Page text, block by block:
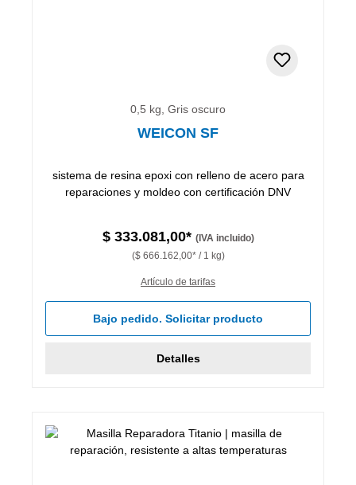
0,5 kg, Gris oscuro
WEICON SF
sistema de resina epoxi con relleno de acero para
reparaciones y moldeo con certificación DNV
$ 333.081,00* (IVA incluido)
($ 666.162,00* / 1 kg)
Artículo de tarifas
Bajo pedido. Solicitar producto
Detalles